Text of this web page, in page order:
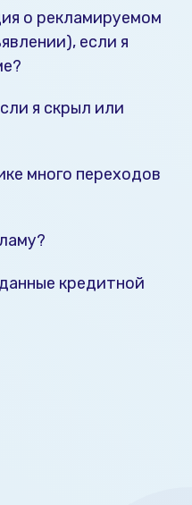
о рекламируемом
если я
я скрыл или
много переходов
кредитной